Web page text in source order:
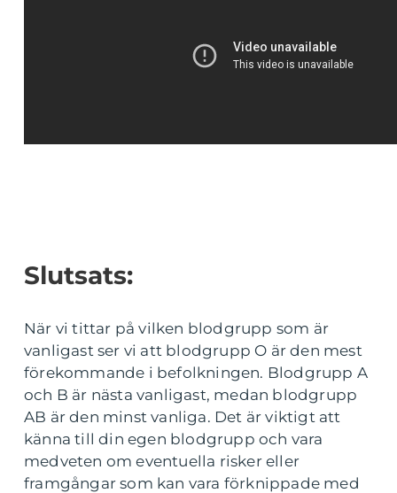
Slutsats:
När vi tittar på vilken blodgrupp som är
vanligast ser vi att blodgrupp O är den mest
förekommande i befolkningen. Blodgrupp A
och B är nästa vanligast, medan blodgrupp
AB är den minst vanliga. Det är viktigt att
känna till din egen blodgrupp och vara
medveten om eventuella risker eller
framgångar som kan vara förknippade med